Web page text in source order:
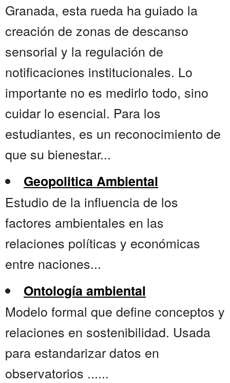
Granada, esta rueda ha guiado la
creación de zonas de descanso
sensorial y la regulación de
notificaciones institucionales. Lo
importante no es medirlo todo, sino
cuidar lo esencial. Para los
estudiantes, es un reconocimiento de
que su bienestar...
Geopolitica Ambiental
Estudio de la influencia de los
factores ambientales en las
relaciones políticas y económicas
entre naciones...
Ontología ambiental
Modelo formal que define conceptos y
relaciones en sostenibilidad. Usada
para estandarizar datos en
observatorios ......